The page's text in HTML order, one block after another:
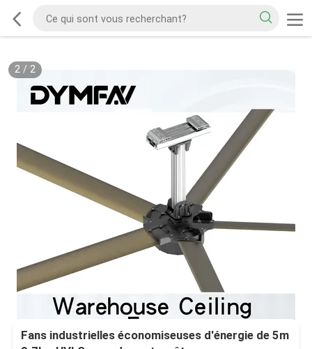
2/ 2
Fans industrielles économiseuses d'énergie de 5m